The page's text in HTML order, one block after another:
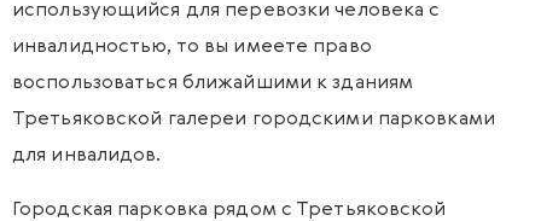
использующийся для перевозки человека с
инвалидностью, то вы имеете право
воспользоваться ближайшими к зданиям
Третьяковской галереи городскими парковками
для инвалидов.
Городская парковка рядом с Третьяковской